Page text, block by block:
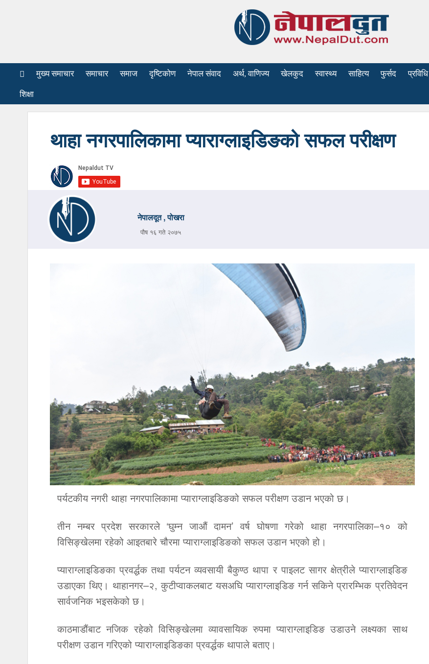
मुख्य समाचार समाचार समाज दृष्टिकोण नेपाल संवाद अर्थ, वाणिज्य खेलकुद स्वास्थ्य साहित्य फुर्सद प्रविधि
शिक्षा
थाहा नगरपालिकामा प्याराग्लाइडिङको सफल परीक्षण
नेपालदूत , पोखरा
पौष १६ गते २०७५
पर्यटकीय नगरी थाहा नगरपालिकामा प्याराग्लाइडिङको सफल परीक्षण उडान भएको छ।
तीन नम्बर प्रदेश सरकारले ‘घुम्न जाऔं दामन’ वर्ष घोषणा गरेको थाहा नगरपालिका–१० को
विसिङ्खेलमा रहेको आइतबारे चौरमा प्याराग्लाइडिङको सफल उडान भएको हो।
प्याराग्लाइडिङका प्रवर्द्धक तथा पर्यटन व्यवसायी बैकुण्ठ थापा र पाइलट सागर क्षेत्रीले प्याराग्लाइडिङ
उडाएका थिए। थाहानगर–२, कुटीप्वाकलबाट यसअघि प्याराग्लाइडिङ गर्न सकिने प्रारम्भिक प्रतिवेदन
सार्वजनिक भइसकेको छ।
काठमाडौंबाट नजिक रहेको विसिङ्खेलमा व्यावसायिक रुपमा प्याराग्लाइडिङ उडाउने लक्ष्यका साथ
परीक्षण उडान गरिएको प्याराग्लाइडिङका प्रवर्द्धक थापाले बताए।